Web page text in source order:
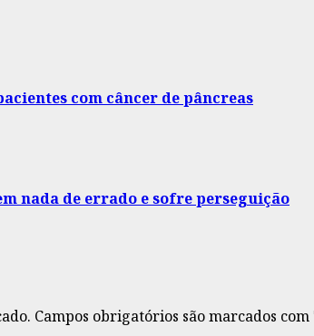
com câncer de pâncreas
nada de errado e sofre perseguição
Campos obrigatórios são marcados com